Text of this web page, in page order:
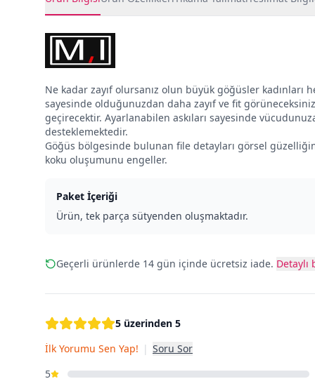
Ne kadar zayıf olursanız olun büyük göğüsler
sayesinde olduğunuzdan daha zayıf ve fit
geçirecektir. Ayarlanabilen askıları sayesinde
desteklemektedir.
Göğüs bölgesinde bulunan file detayları görsel
koku oluşumunu engeller.
Paket İçeriği
Ürün, tek parça sütyenden oluşmaktadır.
Geçerli ürünlerde 14 gün içinde ücretsiz iade. Detaylı
5 üzerinden 5
İlk Yorumu Sen Yap! | Soru Sor
5